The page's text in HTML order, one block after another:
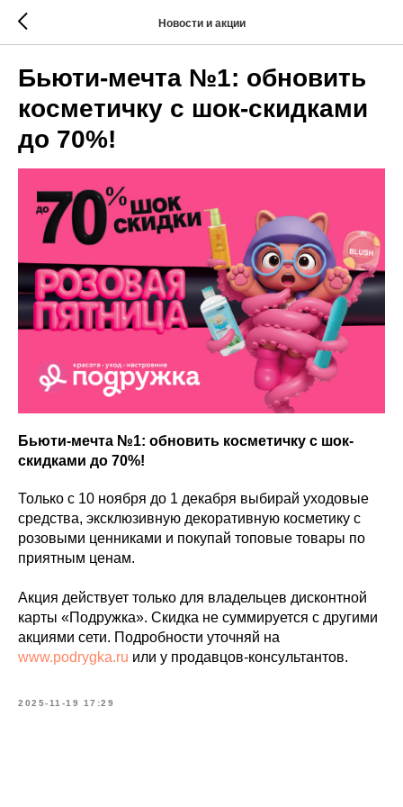
Новости и акции
Бьюти-мечта №1: обновить
косметичку с шок-скидками
до 70%!
Бьюти-мечта №1: обновить косметичку с шок-
скидками до 70%!
Только с 10 ноября до 1 декабря выбирай уходовые
средства, эксклюзивную декоративную косметику с
розовыми ценниками и покупай топовые товары по
приятным ценам.
Акция действует только для владельцев дисконтной
карты «Подружка». Скидка не суммируется с другими
акциями сети. Подробности уточняй на
www.podrygka.ru или у продавцов-консультантов.
2025-11-19 17:29